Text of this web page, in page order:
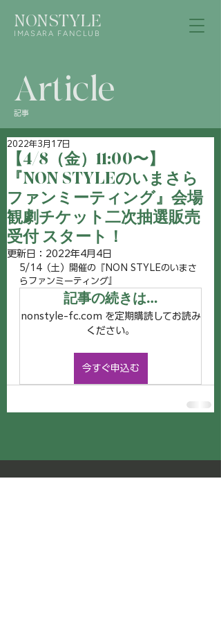
NONSTYLE
IMASARA FANCLUB
Article
記事
【4/8（金）11:00〜】
『NON STYLEのいまさら
ファンミーティング』会場
観劇チケット二次抽選販売
受付 スタート！
2022年3月17日
更新日： 2022年4月4日
5/14（土）開催の『NON STYLEのいまさ
らファンミーティング』
記事の続きは…
nonstyle-fc.com を定期購読してお読み
ください。
今すぐ申込む